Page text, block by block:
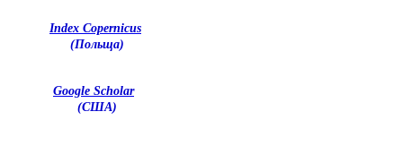
Index Copernicus
(Польща)
Google Scholar
(США)